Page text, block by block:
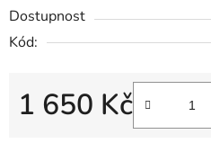
Dostupnost
Kód:
1 650 Kč